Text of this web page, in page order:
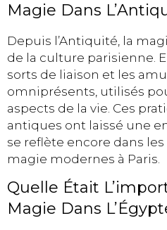
Magie Dans
Depuis l’Antiquité, la
de la culture parisienne.
sorts de liaison et les
omniprésents, utilisés
aspects de la vie. Ces
antiques ont laissé une
se reflète encore dans
magie modernes à Paris.
Quelle Était
Magie Dans